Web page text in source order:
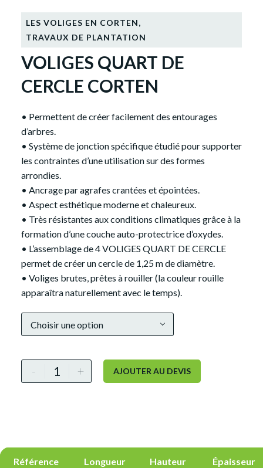
LES VOLIGES EN CORTEN,
TRAVAUX DE PLANTATION
VOLIGES QUART DE
CERCLE CORTEN
• Permettent de créer facilement des entourages
d’arbres.
• Système de jonction spécifique étudié pour supporter
les contraintes d’une utilisation sur des formes
arrondies.
• Ancrage par agrafes crantées et épointées.
• Aspect esthétique moderne et chaleureux.
• Très résistantes aux conditions climatiques grâce à la
formation d’une couche auto-protectrice d’oxydes.
• L’assemblage de 4 VOLIGES QUART DE CERCLE
permet de créer un cercle de 1,25 m de diamètre.
• Voliges brutes, prêtes à rouiller (la couleur rouille
apparaîtra naturellement avec le temps).
Choisir une option
- + AJOUTER AU DEVIS
Alternative:
Référence Longueur Hauteur Épaisseur